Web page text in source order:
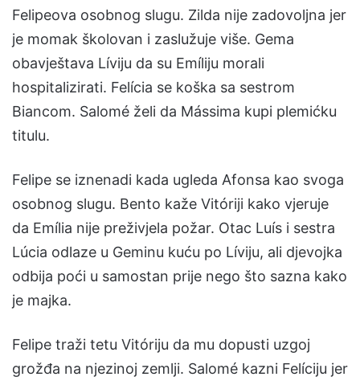
Felipeova osobnog slugu. Zilda nije zadovoljna jer
je momak školovan i zaslužuje više. Gema
obavještava Líviju da su Emíliju morali
hospitalizirati. Felícia se koška sa sestrom
Biancom. Salomé želi da Mássima kupi plemićku
titulu.
Felipe se iznenadi kada ugleda Afonsa kao svoga
osobnog slugu. Bento kaže Vitóriji kako vjeruje
da Emília nije preživjela požar. Otac Luís i sestra
Lúcia odlaze u Geminu kuću po Líviju, ali djevojka
odbija poći u samostan prije nego što sazna kako
je majka.
Felipe traži tetu Vitóriju da mu dopusti uzgoj
grožđa na njezinoj zemlji. Salomé kazni Felíciju jer